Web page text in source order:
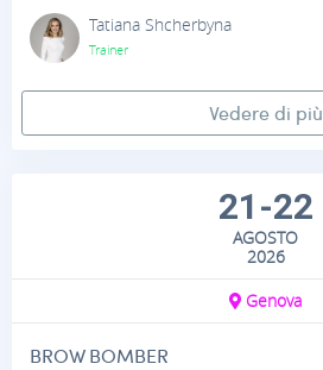
Tatiana Shcherbyna
Trainer
Vedere di più
21-22
AGOSTO
2026
Genova
BROW BOMBER